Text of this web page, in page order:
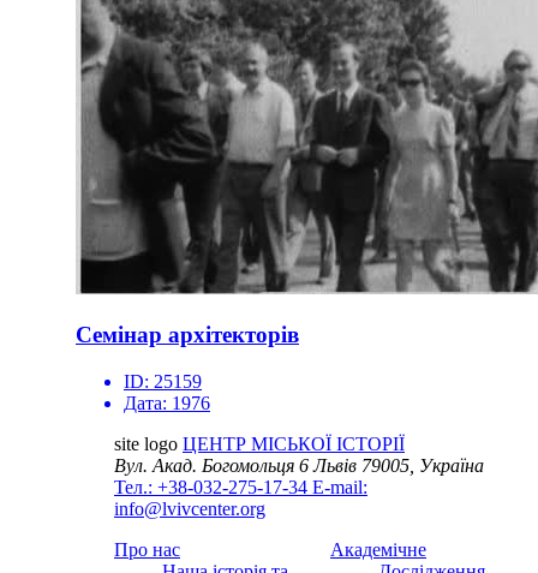
Семінар архітекторів
ID: 25159
Дата: 1976
site logo ЦЕНТР МІСЬКОЇ ІСТОРІЇ
Вул. Акад. Богомольця 6Львів 79005, Україна
Тел.: +38-032-275-17-34 E-mail:
info@lvivcenter.org
Про нас
Академічне